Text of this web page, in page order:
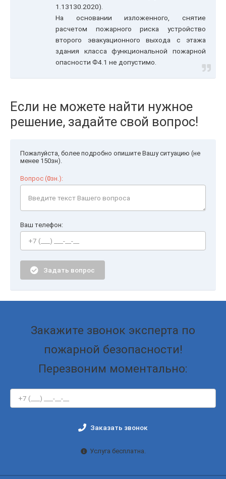
1.13130.2020).
На основании изложенного, снятие
расчетом пожарного риска устройство
второго эвакуационного выхода с этажа
здания класса функциональной пожарной
опасности Ф4.1 не допустимо.
Если не можете найти нужное
решение, задайте свой вопрос!
Пожалуйста, более подробно опишите Вашу ситуацию (не
менее 150зн).
Вопрос (0зн.):
Ваш телефон:
Задать вопрос
Закажите звонок эксперта по
пожарной безопасности!
Перезвоним моментально:
Заказать звонок
Услуга бесплатна.